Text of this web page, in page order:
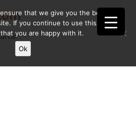
that we give you the best
If you continue to use this site we
you are happy with it.
Ok